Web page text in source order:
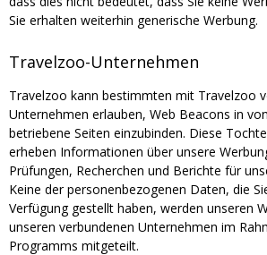
Sie erhalten weiterhin generische Werbung.
Travelzoo-Unternehmen
Travelzoo kann bestimmten mit Travelzoo
Unternehmen erlauben, Web Beacons in
betriebene Seiten einzubinden. Diese
erheben Informationen über unsere
Prüfungen, Recherchen und Berichte für
Keine der personenbezogenen Daten, die
Verfügung gestellt haben, werden unseren
unseren verbundenen Unternehmen im
Programms mitgeteilt.